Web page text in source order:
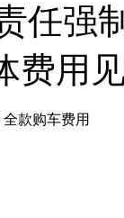
任强
费用
款购车费用